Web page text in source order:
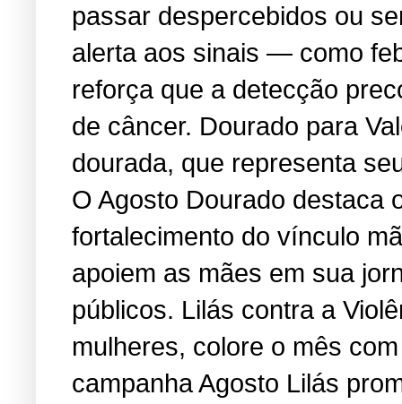
passar despercebidos ou
alerta aos sinais — como
reforça que a detecção
de câncer. Dourado para
dourada, que representa
O Agosto Dourado destaca
fortalecimento do vínculo
apoiem as mães em sua
públicos. Lilás contra a
mulheres, colore o mês
campanha Agosto Lilás